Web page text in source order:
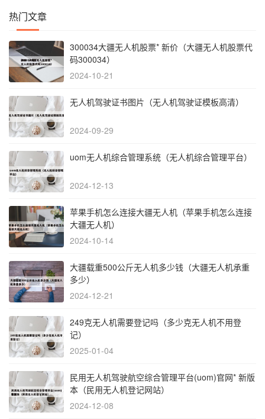
热门文章
300034大疆无人机股票* 新价（大疆无人机股票代
码300034）
2024-10-21
无人机驾驶证书图片（无人机驾驶证模板高清）
2024-09-29
uom无人机综合管理系统（无人机综合管理平台）
2024-12-13
苹果手机怎么连接大疆无人机（苹果手机怎么连接
大疆无人机）
2024-10-14
大疆载重500公斤无人机多少钱（大疆无人机承重
多少）
2024-12-21
249克无人机需要登记吗（多少克无人机不用登
记）
2025-01-04
民用无人机驾驶航空综合管理平台(uom)官网* 新版
本（民用无人机登记网站）
2024-12-08